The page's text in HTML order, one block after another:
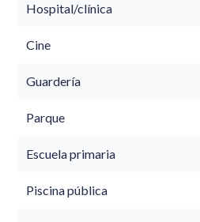
Hospital/clínica
Cine
Guardería
Parque
Escuela primaria
Piscina pública